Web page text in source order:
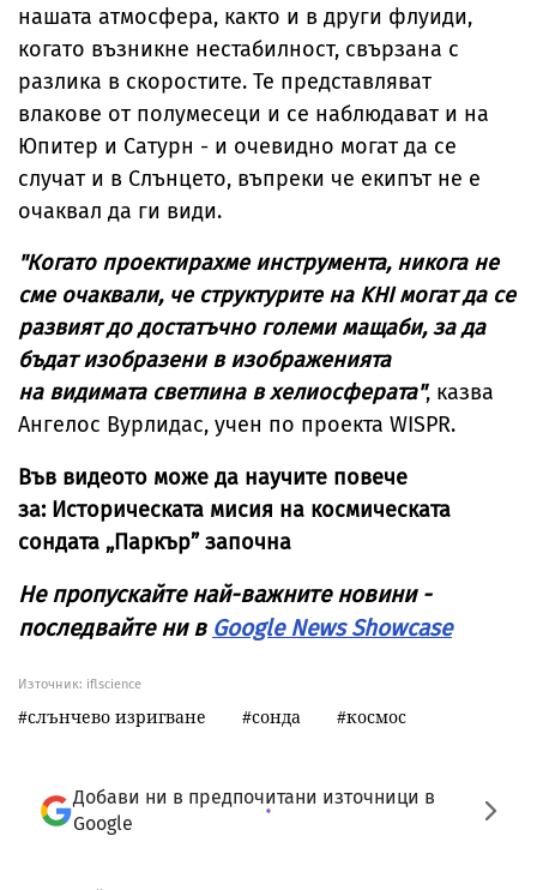
нашата атмосфера, както и в други флуиди,
когато възникне нестабилност, свързана с
разлика в скоростите. Те представляват
влакове от полумесеци и се наблюдават и на
Юпитер и Сатурн - и очевидно могат да се
случат и в Слънцето, въпреки че екипът не е
очаквал да ги види.
"Когато проектирахме инструмента, никога не
сме очаквали, че структурите на KHI могат да се
развият до достатъчно големи мащаби, за да
бъдат изобразени в изображенията
на видимата светлина в хелиосферата", казва
Ангелос Вурлидас, учен по проекта WISPR.
Във видеото може да научите повече
за: Историческата мисия на космическата
сондата „Паркър” започна
Не пропускайте най-важните новини -
последвайте ни в Google News Showcase
Източник: iflscience
слънчево изригване сонда космос
Добави ни в предпочитани източници в
Google